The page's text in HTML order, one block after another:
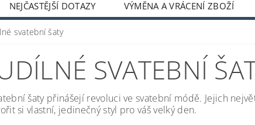
NEJČASTĚJŠÍ DOTAZY VÝMĚNA A VRÁCENÍ ZBOŽÍ
svatební šaty
SVATEBNÍ
šaty přinášejí revoluci ve svatební módě. Jejich
si vlastní, jedinečný styl pro váš velký den.